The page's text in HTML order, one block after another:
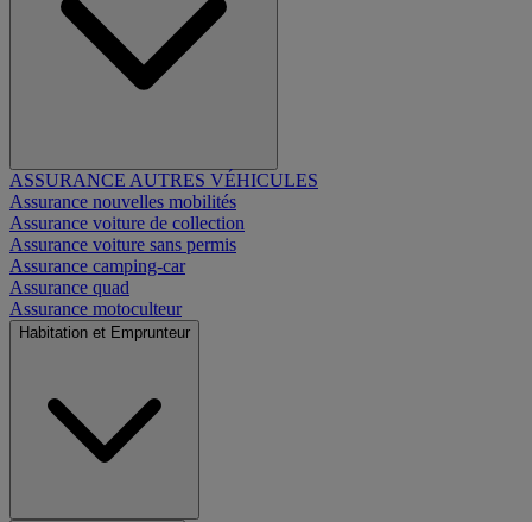
ASSURANCE AUTRES VÉHICULES
Assurance nouvelles mobilités
Assurance voiture de collection
Assurance voiture sans permis
Assurance camping-car
Assurance quad
Assurance motoculteur
Habitation et Emprunteur